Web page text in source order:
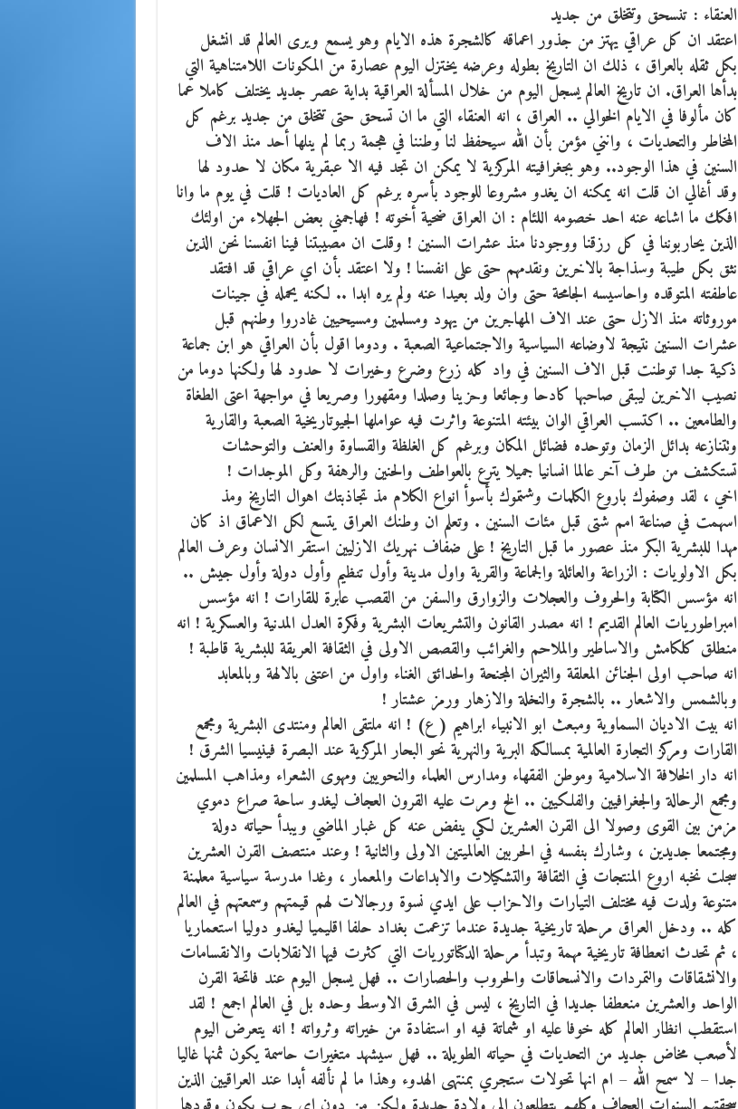
العنقاء : تنسحق وتتخلق من جديد
اعتقد ان كل عراقي يهتز من جذور اعماقه كالشجرة هذه الايام وهو يسمع ويرى العالم قد انشغل
بكل ثقله بالعراق ، ذلك ان التاريخ بطوله وعرضه يختزل اليوم عصارة من المكونات اللامتناهية التي
بدأها العراق. ان تاريخ العالم يسجل اليوم من خلال المسألة العراقية بداية عصر جديد يختلف كاملا عما
كان مألوفا في الايام الخوالي .. العراق ، انه العنقاء التي ما ان تسحق حتى تتخلق من جديد برغم كل
المخاطر والتحديات ، وانني مؤمن بأن الله سيحفظ لنا وطننا في هجمة ربما لم ينلها أحد منذ الاف
السنين في هذا الوجود.. وهو بجغرافيته المركزية لا يمكن ان تجد فيه الا عبقرية مكان لا حدود لها
وقد أغالي ان قلت انه يمكنه ان يغدو مشروعا للوجود بأسره برغم كل العاديات ! قلت في يوم ما وانا
افكك ما اشاعه عنه احد خصومه اللئام : ان العراق ضحية أخوته ! فهاجمني بعض الجهلاء من اولئك
الذين يحاربوننا في كل رزقنا ووجودنا منذ عشرات السنين ! وقلت ان مصيبتنا فينا انفسنا نحن الذين
نثق بكل طيبة وسذاجة بالاخرين ونقدمهم حتى على انفسنا ! ولا اعتقد بأن اي عراقي قد افتقد
عاطفته المتوقده واحاسيسه الجامحة حتى وان ولد بعيدا عنه ولم يره ابدا .. لكنه يحمله في جينات
موروثاته منذ الازل حتى عند الاف المهاجرين من يهود ومسلمين ومسيحيين غادروا وطنهم قبل
عشرات السنين نتيجة لاوضاعه السياسية والاجتماعية الصعبة . ودوما اقول بأن العراقي هو ابن جماعة
ذكية جدا توطنت قبل الاف السنين في واد كله زرع وضرع وخيرات لا حدود لها ولكنها دوما من
نصيب الاخرين ليبقى صاحبها كادحا وجائعا وحزينا وصلدا ومقهورا وصريعا في مواجهة اعتى الطغاة
والطامعين .. اكتسب العراقي الوان بيئته المتنوعة واثرت فيه عواملها الجيوتاريخية الصعبة والقارية
وتتنازعه بدائل الزمان وتوحده فضائل المكان وبرغم كل الغلظة والقساوة والعنف والتوحشات
تستكشف من طرف آخر عالما انسانيا جميلا يترع بالعواطف والحنين والرهفة وكل الموجدات !
اخي ، لقد وصفوك باروع الكلمات وشتموك بأسوأ انواع الكلام مذ تجاذبتك اهوال التاريخ ومذ
اسهمت في صناعة امم شتى قبل مئات السنين . وتعلم ان وطنك العراق يتسع لكل الاعماق اذ كان
مهدا للبشرية البكر منذ عصور ما قبل التاريخ ! على ضفاف نهريك الازليين استقر الانسان وعرف العالم
بكل الاولويات : الزراعة والعائلة والجماعة والقرية واول مدينة وأول تنظيم وأول دولة وأول جيش ..
انه مؤسس الكتابة والحروف والعجلات والزوارق والسفن من القصب عابرة للقارات ! انه مؤسس
امبراطوريات العالم القديم ! انه مصدر القانون والتشريعات البشرية وفكرة العدل المدنية والعسكرية ! انه
منطلق كلكامش والاساطير والملاحم والغرائب والقصص الاولى في الثقافة العريقة للبشرية قاطبة !
انه صاحب اولى الجنائن المعلقة والثيران المجنحة والحدائق الغناء واول من اعتنى بالالهة وبالمعابد
وبالشمس والاشعار .. بالشجرة والنخلة والازهار ورمز عشتار !
انه بيت الاديان السماوية ومبعث ابو الانبياء ابراهيم ( ع) ! انه ملتقى العالم ومنتدى البشرية ومجمع
القارات ومركز التجارة العالمية بمسالكه البرية والنهرية نحو البحار المركزية عند البصرة فينيسيا الشرق !
انه دار الخلافة الاسلامية وموطن الفقهاء ومدارس العلماء والنحويين ومهوى الشعراء ومذاهب المسلمين
ومجمع الرحالة والجغرافيين والفلكيين .. الخ ومرت عليه القرون العجاف ليغدو ساحة صراع دموي
مزمن بين القوى وصولا الى القرن العشرين لكي ينفض عنه كل غبار الماضي ويبدأ حياته دولة
ومجتمعا جديدين ، وشارك بنفسه في الحربين العالميتين الاولى والثانية ! وعند منتصف القرن العشرين
سجلت نخبه اروع المنتجات في الثقافة والتشكيلات والابداعات والمعمار ، وغدا مدرسة سياسية معلمنة
متنوعة ولدت فيه مختلف التيارات والاحزاب على ايدي نسوة ورجالات لهم قيمتهم وسمعتهم في العالم
كله .. ودخل العراق مرحلة تاريخية جديدة عندما تزعمت بغداد حلفا اقليميا ليغدو دوليا استعماريا
، ثم تحدث انعطافة تاريخية مهمة وتبدأ مرحلة الدكتاتوريات التي كثرت فيها الانقلابات والانقسامات
والانشقاقات والتمردات والانسحاقات والحروب والحصارات .. فهل يسجل اليوم عند فاتحة القرن
الواحد والعشرين منعطفا جديدا في التاريخ ، ليس في الشرق الاوسط وحده بل في العالم اجمع ! لقد
استقطب انظار العالم كله خوفا عليه او شماتة فيه او استفادة من خيراته وثرواته ! انه يتعرض اليوم
لأصعب مخاض جديد من التحديات في حياته الطويلة .. فهل سيشهد متغيرات حاسمة يكون ثمنها غاليا
جدا – لا سمح الله – ام انها تحولات ستجري بمنتهى الهدوء وهذا ما لم نألفه أبدا عند العراقيين الذين